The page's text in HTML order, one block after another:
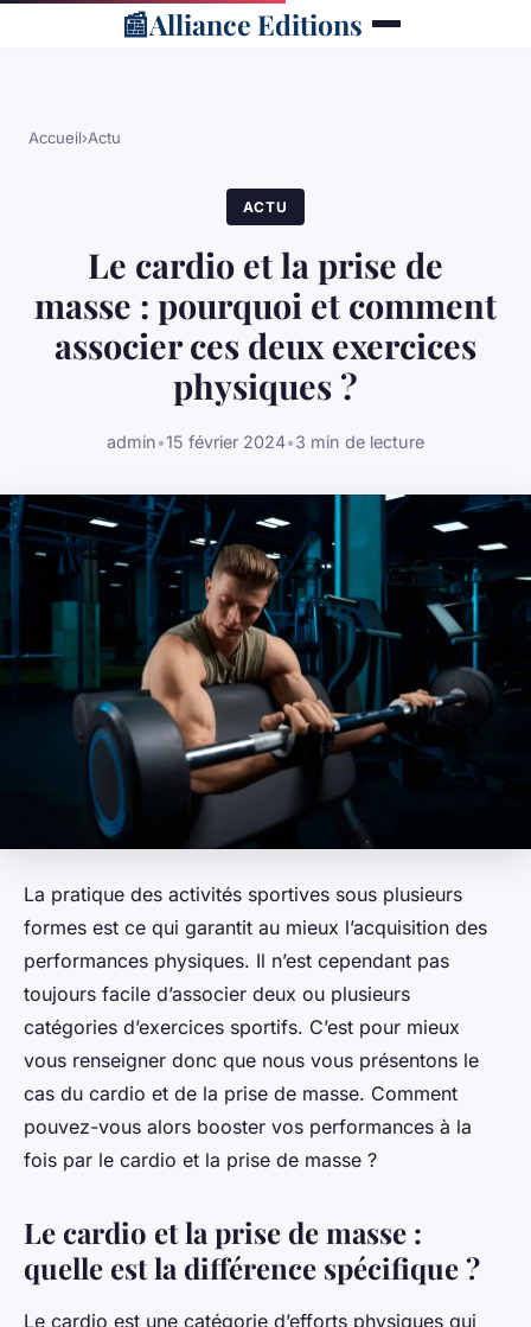
📰Alliance Editions
Accueil›Actu
ACTU
Le cardio et la prise de
masse : pourquoi et comment
associer ces deux exercices
physiques ?
admin•15 février 2024•3 min de lecture
La pratique des activités sportives sous plusieurs
formes est ce qui garantit au mieux l’acquisition des
performances physiques. Il n’est cependant pas
toujours facile d’associer deux ou plusieurs
catégories d’exercices sportifs. C’est pour mieux
vous renseigner donc que nous vous présentons le
cas du cardio et de la prise de masse. Comment
pouvez-vous alors booster vos performances à la
fois par le cardio et la prise de masse ?
Le cardio et la prise de masse :
quelle est la différence spécifique ?
Le cardio est une catégorie d’efforts physiques qui